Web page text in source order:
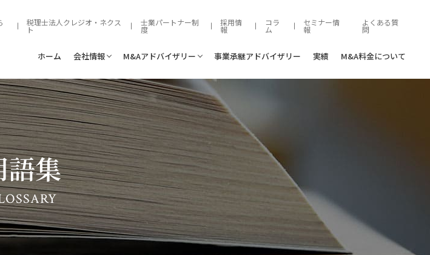
税理士法人クレジオ・ネクス
ト
士業パートナー制
度
採用情
報
コラ
ム
セミナー情
報
よくある質
問
ホーム 会社情報 M&Aアドバイザリー 事業承継アドバイザリー 実績 M&A料金について
語集